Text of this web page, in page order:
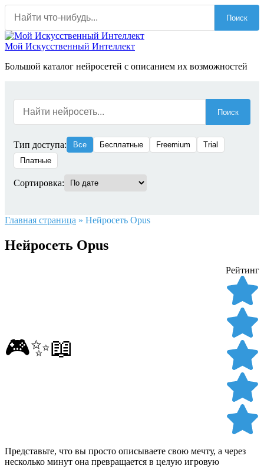
Перейти
содержанию
Поиск
Мой Искусственный Интеллект
Большой каталог нейросетей с описанием их возможностей
Поиск
Тип доступа: Все Бесплатные Freemium
Trial
Платные
Сортировка:
Главная страница » Нейросеть Opus
Нейросеть Opus
🎮✨📖
Рейтинг
Представьте, что вы просто описываете свою мечту, а через
несколько минут она превращается в целую игровую